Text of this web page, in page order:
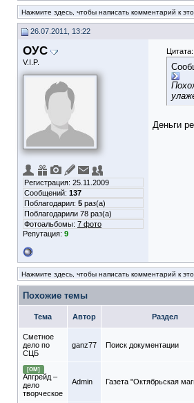
Нажмите здесь, чтобы написать комментарий к
26.07.2011, 13:22
ОУС
V.I.P.
Регистрация: 25.11.2009
Сообщений: 137
Поблагодарил: 5 раз(а)
Поблагодарили 78 раз(а)
Фотоальбомы: 7 фото
Репутация: 9
Цитата:
Деньги
Нажмите здесь, чтобы написать комментарий к
Похожие темы
Тема Автор Раздел
Сметное
дело по
СЦБ
ganz77 Поиск документации
[ОМ]
Апгрейд –
дело
творческое
Admin Газета "Октябрьская